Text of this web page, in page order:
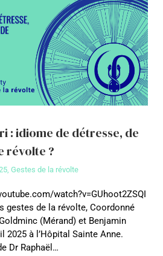
: idiome de détresse, de
révolte ?
, Gestes de la révolte
watch?v=GUhoot2ZSQI
gestes de la révolte, Coordonné
(Mérand) et Benjamin
2025 à l’Hôpital Sainte Anne.
Dr Raphaël…